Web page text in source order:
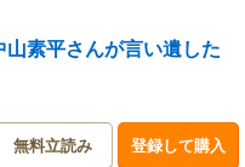
山素平さんが言い遺した
無料立読み 登録して購入